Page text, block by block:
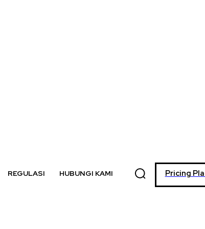
REGULASI HUBUNGI KAMI Pricing